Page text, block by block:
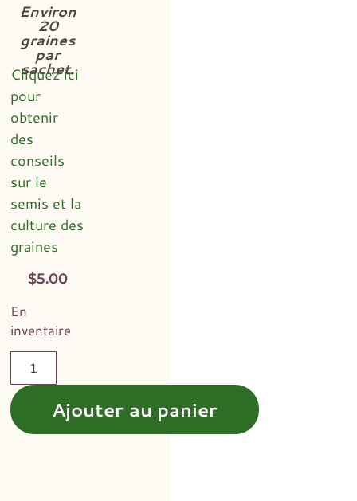
Environ
20
graines
par
sachet.
Cliquez ici
pour
obtenir
des
conseils
sur le
semis et la
culture des
graines
$5.00
En
inventaire
Ajouter au panier